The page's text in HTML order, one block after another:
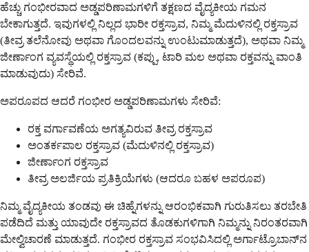
ಹೆಚ್ಚು ಗಂಭೀರವಾದ ಅಡ್ಡಪರಿಣಾಮಗಳಿಗೆ ತಕ್ಷಣದ ವೈದ್ಯಕೀಯ ಗಮನ
ಬೇಕಾಗುತ್ತದೆ. ಇವುಗಳಲ್ಲಿ ನಿಲ್ಲದ ಭಾರೀ ರಕ್ತಸ್ರಾವ, ನಿಮ್ಮ ಮೆದುಳಿನಲ್ಲಿ ರಕ್ತಸ್ರಾವ
(ತೀವ್ರ ತಲೆನೋವು ಅಥವಾ ಗೊಂದಲವನ್ನು ಉಂಟುಮಾಡುತ್ತದೆ), ಅಥವಾ ನಿಮ್ಮ
ಜೀರ್ಣಾಂಗ ವ್ಯವಸ್ಥೆಯಲ್ಲಿ ರಕ್ತಸ್ರಾವ (ಕಪ್ಪು, ಟಾರಿ ಮಲ ಅಥವಾ ರಕ್ತವನ್ನು ವಾಂತಿ
ಮಾಡುವುದು) ಸೇರಿವೆ.
ಅಪರೂಪದ ಆದರೆ ಗಂಭೀರ ಅಡ್ಡಪರಿಣಾಮಗಳು ಸೇರಿವೆ:
ರಕ್ತ ವರ್ಗಾವಣೆಯ ಅಗತ್ಯವಿರುವ ತೀವ್ರ ರಕ್ತಸ್ರಾವ
ಅಂತರ್ಕಪಾಲ ರಕ್ತಸ್ರಾವ (ಮೆದುಳಿನಲ್ಲಿ ರಕ್ತಸ್ರಾವ)
ಜೀರ್ಣಾಂಗ ರಕ್ತಸ್ರಾವ
ತೀವ್ರ ಅಲರ್ಜಿಯ ಪ್ರತಿಕ್ರಿಯೆಗಳು (ಆದರೂ ಬಹಳ ಅಪರೂಪ)
ನಿಮ್ಮ ವೈದ್ಯಕೀಯ ತಂಡವು ಈ ಚಿಹ್ನೆಗಳನ್ನು ಆರಂಭಿಕವಾಗಿ ಗುರುತಿಸಲು ತರಬೇತಿ
ಪಡೆದಿದೆ ಮತ್ತು ಯಾವುದೇ ರಕ್ತಸ್ರಾವದ ತೊಡಕುಗಳಿಗಾಗಿ ನಿಮ್ಮನ್ನು ನಿರಂತರವಾಗಿ
ಮೇಲ್ವಿಚಾರಣೆ ಮಾಡುತ್ತದೆ. ಗಂಭೀರ ರಕ್ತಸ್ರಾವ ಸಂಭವಿಸಿದಲ್ಲಿ ಅರ್ಗಾಟ್ರೊಬಾನ್‌ನ